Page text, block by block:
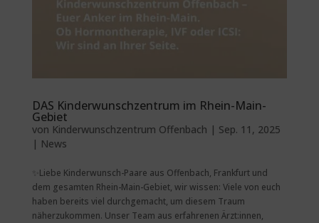
DAS Kinderwunschzentrum im Rhein-Main-
Gebiet
von Kinderwunschzentrum Offenbach | Sep. 11, 2025
| News
✨Liebe Kinderwunsch-Paare aus Offenbach, Frankfurt und
dem gesamten Rhein-Main-Gebiet, wir wissen: Viele von euch
haben bereits viel durchgemacht, um diesem Traum
näherzukommen. Unser Team aus erfahrenen Ärzt:innen,